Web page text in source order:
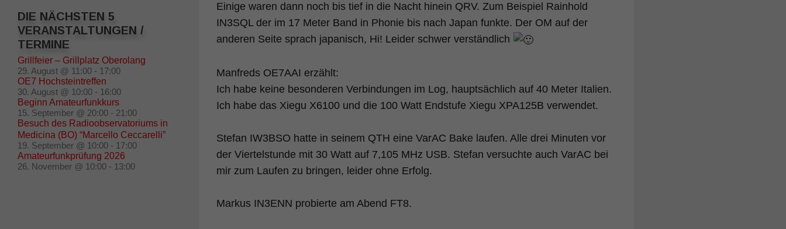
Einige waren dann noch bis tief in die Nacht hinein QRV. Zum Beispiel Rainhold
IN3SQL der im 17 Meter Band in Phonie bis nach Japan funkte. Der OM auf der
anderen Seite sprach japanisch, Hi! Leider schwer verständlich
Manfreds OE7AAI erzählt:
Ich habe keine besonderen Verbindungen im Log, hauptsächlich auf 40 Meter Italien.
Ich habe das Xiegu X6100 und die 100 Watt Endstufe Xiegu XPA125B verwendet.
Stefan IW3BSO hatte in seinem QTH eine VarAC Bake laufen. Alle drei Minuten vor
der Viertelstunde mit 30 Watt auf 7,105 MHz USB. Stefan versuchte auch VarAC bei
mir zum Laufen zu bringen, leider ohne Erfolg.
Markus IN3ENN probierte am Abend FT8.
DIE NÄCHSTEN 5
VERANSTALTUNGEN /
TERMINE
Grillfeier – Grillplatz Oberolang
29. August @ 11:00 - 17:00
OE7 Hochsteintreffen
30. August @ 10:00 - 16:00
Beginn Amateurfunkkurs
15. September @ 20:00 - 21:00
Besuch des Radioobservatoriums in
Medicina (BO) “Marcello Ceccarelli”
19. September @ 10:00 - 17:00
Amateurfunkprüfung 2026
26. November @ 10:00 - 13:00